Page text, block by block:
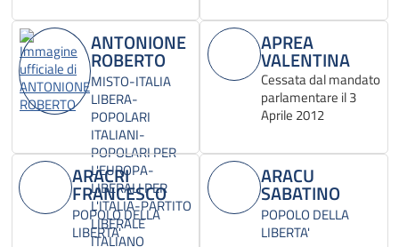
ANTONIONE
ROBERTO
MISTO-ITALIA
LIBERA-
POPOLARI
ITALIANI-
POPOLARI PER
L'EUROPA-
LIBERALI PER
L'ITALIA-PARTITO
LIBERALE
ITALIANO
APREA
VALENTINA
Cessata dal mandato
parlamentare il 3
Aprile 2012
ARACRI
FRANCESCO
POPOLO DELLA
LIBERTA'
ARACU
SABATINO
POPOLO DELLA
LIBERTA'